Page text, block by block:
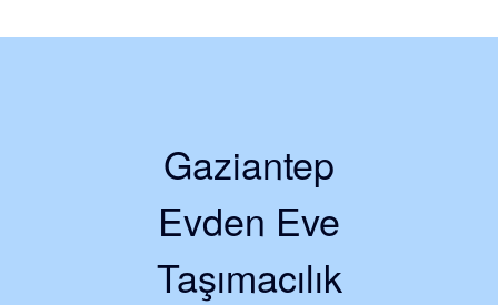
Gaziantep
Evden Eve
Taşımacılık